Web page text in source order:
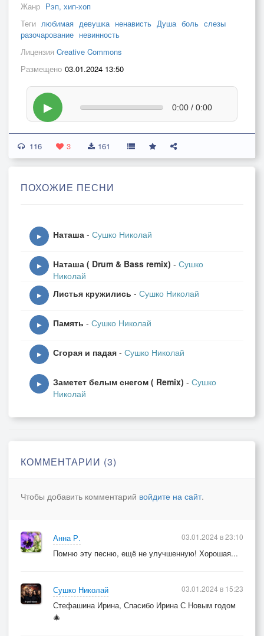
Жанр Рэп, хип-хоп
Теги любимая девушка ненависть Душа боль слезы
разочарование невинность
Лицензия Creative Commons
Размещено 03.01.2024 13:50
▶ 0:00 / 0:00
116 3 161
ПОХОЖИЕ ПЕСНИ
▶ Наташа - Сушко Николай
▶ Наташа ( Drum & Bass remix) - Сушко
Николай
▶ Листья кружились - Сушко Николай
▶ Память - Сушко Николай
▶ Сгорая и падая - Сушко Николай
▶ Заметет белым снегом ( Remix) - Сушко
Николай
КОММЕНТАРИИ (3)
Чтобы добавить комментарий войдите на сайт.
Анна Р.
Помню эту песню, ещё не улучшенную! Хорошая...
03.01.2024 в 23:10
Сушко Николай
Стефашина Ирина, Спасибо Ирина С Новым годом
🎄
03.01.2024 в 15:23